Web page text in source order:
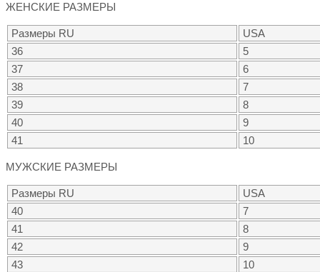
ЖЕНСКИЕ РАЗМЕРЫ
Размеры RU
USA
36
5
37
6
38
7
39
8
40
9
41
10
МУЖСКИЕ РАЗМЕРЫ
Размеры RU
USA
40
7
41
8
42
9
43
10